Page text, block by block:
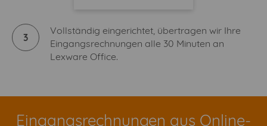
3
Vollständig eingerichtet, übertragen wir Ihre
Eingangsrechnungen alle 30 Minuten an
Lexware Office.
Eingangsrechnungen aus Online-